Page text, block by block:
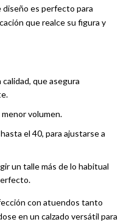
diseño es perfecto para
que realce su figura y
que asegura
menor volumen.
el 40, para ajustarse a
un talle más de lo habitual
con atuendos tanto
en un calzado versátil para